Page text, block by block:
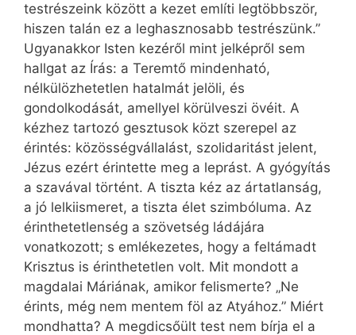
testrészeink között a kezet említi legtöbbször,
hiszen talán ez a leghasznosabb testrészünk.”
Ugyanakkor Isten kezéről mint jelképről sem
hallgat az Írás: a Teremtő mindenható,
nélkülözhetetlen hatalmát jelöli, és
gondolkodását, amellyel körülveszi övéit. A
kézhez tartozó gesztusok közt szerepel az
érintés: közösségvállalást, szolidaritást jelent,
Jézus ezért érintette meg a leprást. A gyógyítás
a szavával történt. A tiszta kéz az ártatlanság,
a jó lelkiismeret, a tiszta élet szimbóluma. Az
érinthetetlenség a szövetség ládájára
vonatkozott; s emlékezetes, hogy a feltámadt
Krisztus is érinthetetlen volt. Mit mondott a
magdalai Máriának, amikor felismerte? „Ne
érints, még nem mentem föl az Atyához.” Miért
mondhatta? A megdicsőült test nem bírja el a